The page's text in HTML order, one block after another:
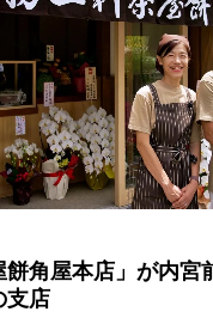
餅角屋本店」が内
支店